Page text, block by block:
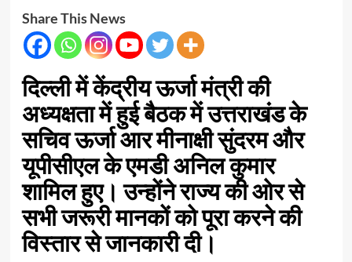
Share This News
दिल्ली में केंद्रीय ऊर्जा मंत्री की
अध्यक्षता में हुई बैठक में उत्तराखंड के
सचिव ऊर्जा आर मीनाक्षी सुंदरम और
यूपीसीएल के एमडी अनिल कुमार
शामिल हुए। उन्होंने राज्य की ओर से
सभी जरूरी मानकों को पूरा करने की
विस्तार से जानकारी दी।